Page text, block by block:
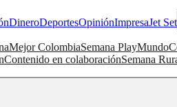
DineroDeportesOpiniónImpresaJet Set
Mejor ColombiaSemana PlayMundo
Contenido en colaboraciónSemana